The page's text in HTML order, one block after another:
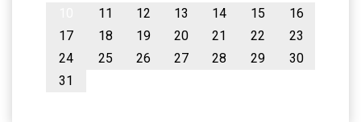
11 12 13 14 15
16
17
18 19 20 21 22
23
24
25 26 27 28 29
30
31